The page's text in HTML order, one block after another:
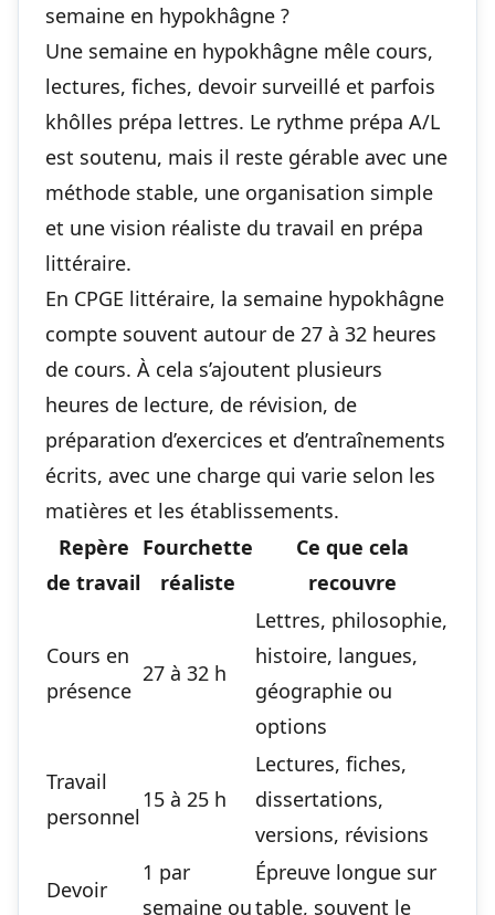
semaine en hypokhâgne ?
Une semaine en hypokhâgne mêle cours,
lectures, fiches, devoir surveillé et parfois
khôlles prépa lettres. Le rythme prépa A/L
est soutenu, mais il reste gérable avec une
méthode stable, une organisation simple
et une vision réaliste du travail en prépa
littéraire.
En CPGE littéraire, la semaine hypokhâgne
compte souvent autour de 27 à 32 heures
de cours. À cela s’ajoutent plusieurs
heures de lecture, de révision, de
préparation d’exercices et d’entraînements
écrits, avec une charge qui varie selon les
matières et les établissements.
Repère
de travail
Fourchette
réaliste
Ce que cela
recouvre
Cours en
présence
27 à 32 h
Lettres, philosophie,
histoire, langues,
géographie ou
options
Travail
personnel
15 à 25 h
Lectures, fiches,
dissertations,
versions, révisions
Devoir
1 par
semaine ou
Épreuve longue sur
table, souvent le